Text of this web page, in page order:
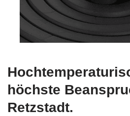
höchste
Retzstadt.